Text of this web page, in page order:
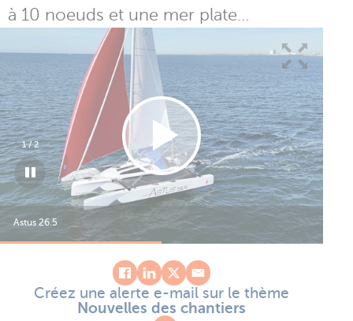
à 10 noeuds et une mer plate…
Astus 26.5
1/2
Créez une alerte e-mail sur le thème
Nouvelles des chantiers